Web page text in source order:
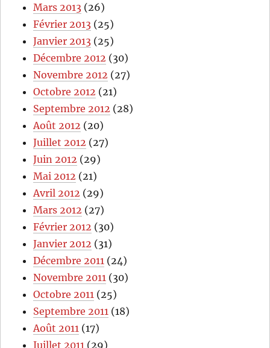
Mars 2013 (26)
Février 2013 (25)
Janvier 2013 (25)
Décembre 2012 (30)
Novembre 2012 (27)
Octobre 2012 (21)
Septembre 2012 (28)
Août 2012 (20)
Juillet 2012 (27)
Juin 2012 (29)
Mai 2012 (21)
Avril 2012 (29)
Mars 2012 (27)
Février 2012 (30)
Janvier 2012 (31)
Décembre 2011 (24)
Novembre 2011 (30)
Octobre 2011 (25)
Septembre 2011 (18)
Août 2011 (17)
Juillet 2011 (29)